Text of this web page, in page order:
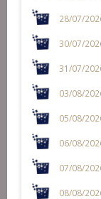
28/07/
30/07/
31/07/
03/08/
05/08/
06/08/
07/08/
08/08/